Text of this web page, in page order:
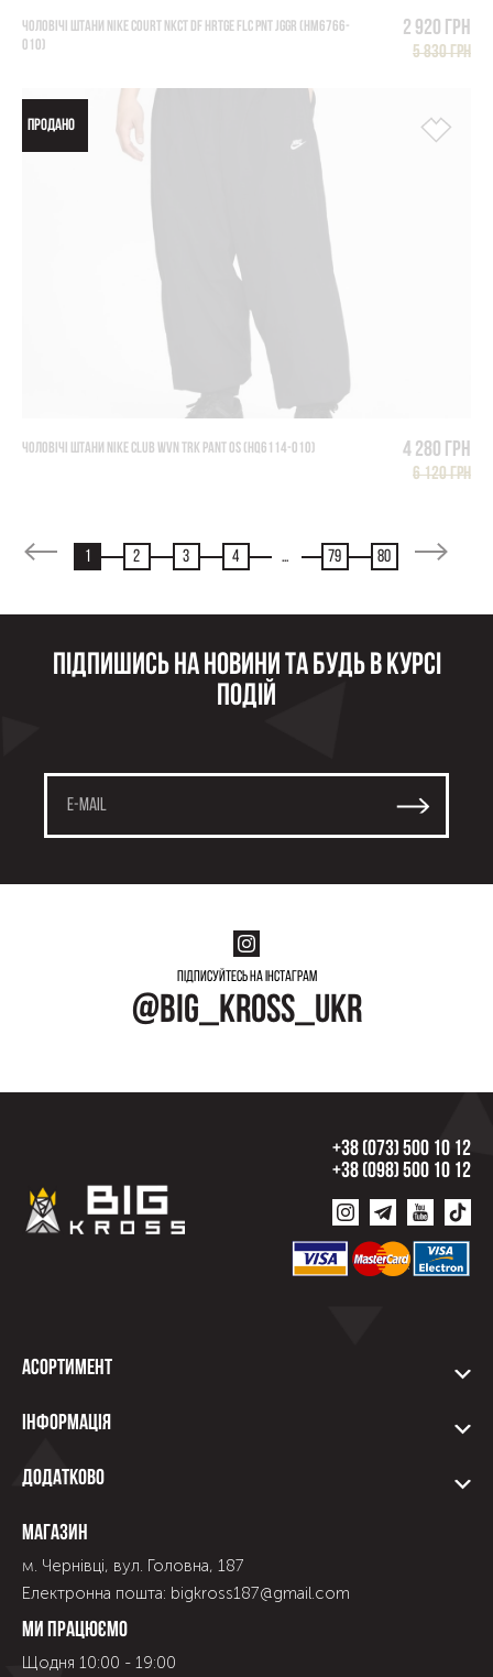
ЧОЛОВІЧІ ШТАНИ NIKE COURT NKCT DF HRTGE FLC PNT JGGR (HM6766-
010)
2 920 грн
5 830 грн
ПРОДАНО
ЧОЛОВІЧІ ШТАНИ NIKE CLUB WVN TRK PANT OS (HQ6114-010) 4 280 грн
6 120 грн
1 2 3 4 ... 79 80
Підпишись на новини та будь в курсі
подій
Підписуйтесь на інстаграм
@big_kross_ukr
+38 (073) 500 10 12
+38 (098) 500 10 12
Асортимент
Інформація
Додатково
Магазин
м. Чернівці, вул. Головна, 187
Електронна пошта: bigkross187@gmail.com
Ми працюємо
Щодня 10:00 - 19:00